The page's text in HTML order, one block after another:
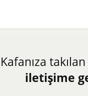
Kafanıza takılan
iletişime